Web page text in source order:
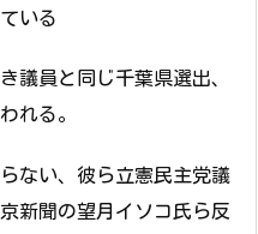
いる
議員と同じ千葉県選出、
れる。
ない、彼ら立憲民主党議
新聞の望月イソコ氏ら反